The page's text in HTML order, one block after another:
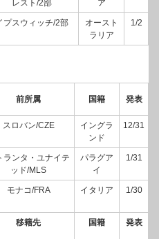
レスト/2部 ア
プスウィッチ/2部
オースト
ラリア
1/2
前所属 国籍 発表
スロバン/CZE
イングラ
ンド
12/31
ランタ・ユナイテ
ッド/MLS
パラグア
イ
1/31
モナコ/FRA イタリア 1/30
移籍先 国籍 発表